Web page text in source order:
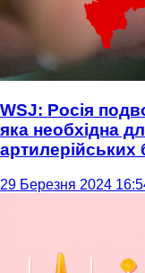
WSJ: Росія
яка необхідна
артилерійських
29 Березня 2024